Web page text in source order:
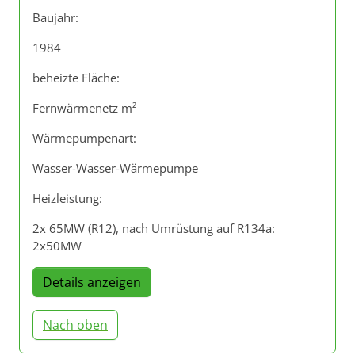
Baujahr:
1984
beheizte Fläche:
Fernwärmenetz m²
Wärmepumpenart:
Wasser-Wasser-Wärmepumpe
Heizleistung:
2x 65MW (R12), nach Umrüstung auf R134a:
2x50MW
Details anzeigen
Nach oben